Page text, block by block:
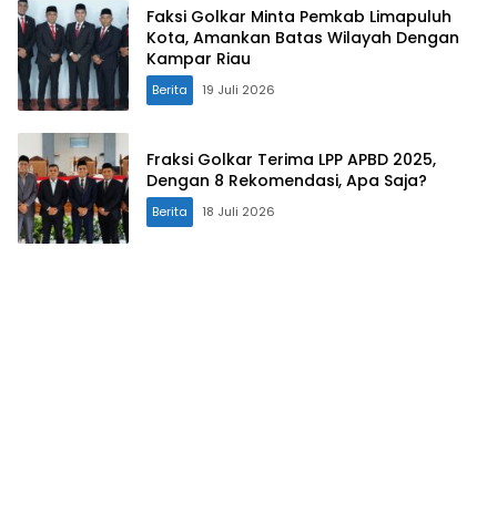
Faksi Golkar Minta Pemkab Limapuluh
Kota, Amankan Batas Wilayah Dengan
Kampar Riau
Berita 19 Juli 2026
Fraksi Golkar Terima LPP APBD 2025,
Dengan 8 Rekomendasi, Apa Saja?
Berita 18 Juli 2026